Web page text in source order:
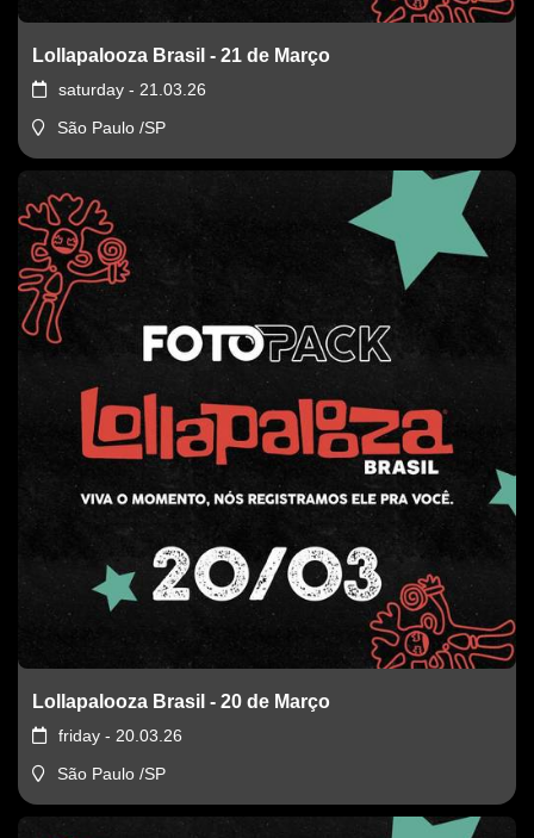
Lollapalooza Brasil - 21 de Março
saturday - 21.03.26
São Paulo /SP
Lollapalooza Brasil - 20 de Março
friday - 20.03.26
São Paulo /SP